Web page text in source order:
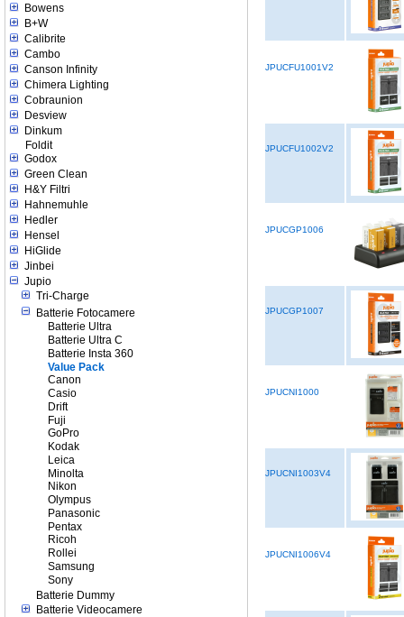
Bowens
B+W
Calibrite
Cambo
Canson Infinity
Chimera Lighting
Cobraunion
Desview
Dinkum
Foldit
Godox
Green Clean
H&Y Filtri
Hahnemuhle
Hedler
Hensel
HiGlide
Jinbei
Jupio
Tri-Charge
Batterie Fotocamere
Batterie Ultra
Batterie Ultra C
Batterie Insta 360
Value Pack
Canon
Casio
Drift
Fuji
GoPro
Kodak
Leica
Minolta
Nikon
Olympus
Panasonic
Pentax
Ricoh
Rollei
Samsung
Sony
Batterie Dummy
Batterie Videocamere
JPUCFU1001V2
JPUCFU1002V2
JPUCGP1006
JPUCGP1007
JPUCNI1000
JPUCNI1003V4
JPUCNI1006V4